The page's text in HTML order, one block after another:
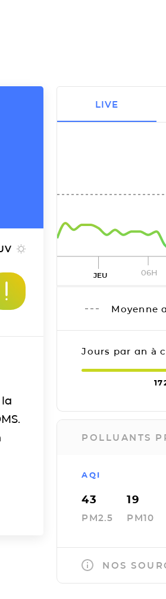
JEU 06H
Moyenne
Jours par an à
POLLUANTS
AQI
43
PM2.5
19
PM10
NOS
LIVE